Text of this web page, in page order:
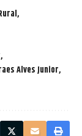
Alves Junior